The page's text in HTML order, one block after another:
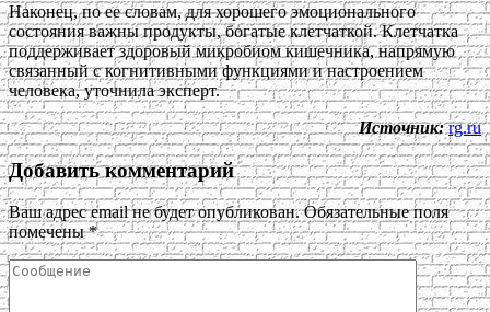
Наконец, по ее словам, для хорошего эмоционального
состояния важны продукты, богатые клетчаткой. Клетчатка
поддерживает здоровый микробиом кишечника, напрямую
связанный с когнитивными функциями и настроением
человека, уточнила эксперт.
Источник: rg.ru
Добавить комментарий
Ваш адрес email не будет опубликован. Обязательные поля
помечены*